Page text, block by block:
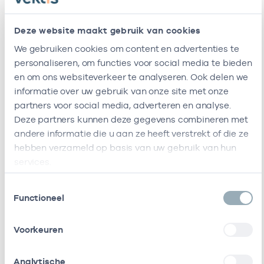
Deze website maakt gebruik van cookies
We gebruiken cookies om content en advertenties te
personaliseren, om functies voor social media te bieden
en om ons websiteverkeer te analyseren. Ook delen we
informatie over uw gebruik van onze site met onze
partners voor social media, adverteren en analyse.
Deze partners kunnen deze gegevens combineren met
andere informatie die u aan ze heeft verstrekt of die ze
hebben verzameld op basis van uw gebruik van hun
Functioneel
Voorkeuren
Analytische
Ik heb een arbeidsrelatie met
resultaten weergeven
Zoeken:
Naam Rol AGB-code
Haarlemmermeer
(MTO
Friesland B.v.